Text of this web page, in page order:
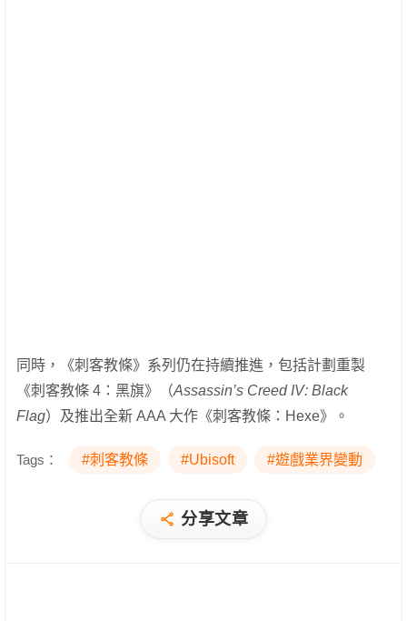
同時，《刺客教條》系列仍在持續推進，包括計劃重製
《刺客教條 4：黑旗》（Assassin’s Creed IV: Black
Flag）及推出全新 AAA 大作《刺客教條：Hexe》。
Tags： #刺客教條 #Ubisoft #遊戲業界變動
分享文章